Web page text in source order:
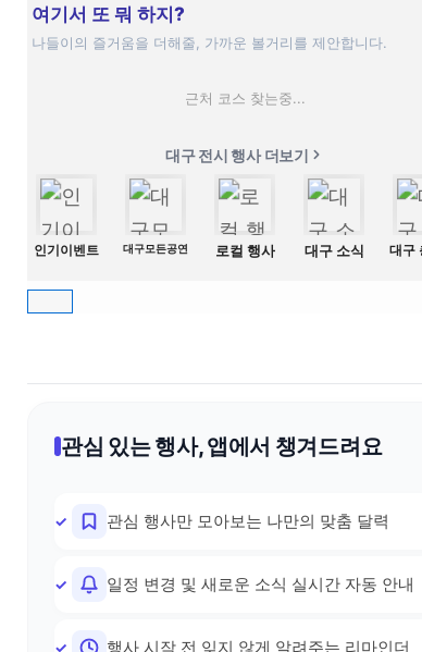
여기서 또 뭐 하지?
나들이의 즐거움을 더해줄, 가까운 볼거리를 제안합니다.
근처 코스 찾는중...
대구 전시 행사 더보기
인기이벤트 대구모든공연 로컬 행사 대구 소식 대구
관심 있는 행사, 앱에서 챙겨드려요
관심 행사만 모아보는 나만의 맞춤 달력
일정 변경 및 새로운 소식 실시간 자동 안내
행사 시작 전 잊지 않게 알려주는 리마인더